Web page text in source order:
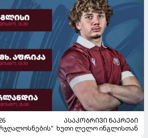
ᲐᲡᲐᲙᲝᲑᲠᲘᲕᲘ ᲜᲐᲙᲠᲔᲑᲘ
ხუთი ლელო ინგლისთან